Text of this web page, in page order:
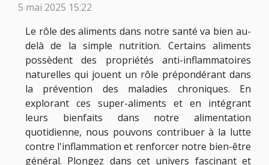
5 mai 2025 15:22
Le rôle des aliments dans notre santé va bien au-
delà de la simple nutrition. Certains aliments
possèdent des propriétés anti-inflammatoires
naturelles qui jouent un rôle prépondérant dans
la prévention des maladies chroniques. En
explorant ces super-aliments et en intégrant
leurs bienfaits dans notre alimentation
quotidienne, nous pouvons contribuer à la lutte
contre l'inflammation et renforcer notre bien-être
général. Plongez dans cet univers fascinant et